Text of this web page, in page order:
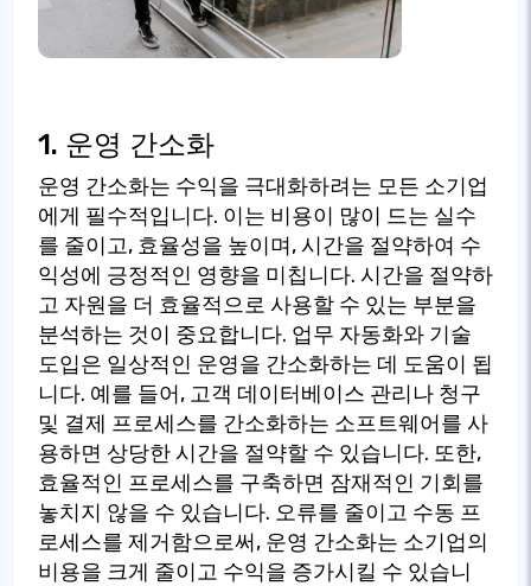
1. 운영 간소화
운영 간소화는 수익을 극대화하려는 모든 소기업
에게 필수적입니다. 이는 비용이 많이 드는 실수
를 줄이고, 효율성을 높이며, 시간을 절약하여 수
익성에 긍정적인 영향을 미칩니다. 시간을 절약하
고 자원을 더 효율적으로 사용할 수 있는 부분을
분석하는 것이 중요합니다. 업무 자동화와 기술
도입은 일상적인 운영을 간소화하는 데 도움이 됩
니다. 예를 들어, 고객 데이터베이스 관리나 청구
및 결제 프로세스를 간소화하는 소프트웨어를 사
용하면 상당한 시간을 절약할 수 있습니다. 또한,
효율적인 프로세스를 구축하면 잠재적인 기회를
놓치지 않을 수 있습니다. 오류를 줄이고 수동 프
로세스를 제거함으로써, 운영 간소화는 소기업의
비용을 크게 줄이고 수익을 증가시킬 수 있습니